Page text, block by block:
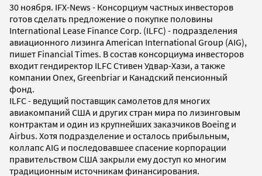
30 ноября. IFX-News - Консорциум частных инвесторов
готов сделать предложение о покупке половины
International Lease Finance Corp. (ILFC) - подразделения
авиационного лизинга American International Group (AIG),
пишет Financial Times. В состав консорциума инвесторов
входит гендиректор ILFC Стивен Удвар-Хази, а также
компании Onex, Greenbriar и Канадский пенсионный
фонд.
ILFC - ведущий поставщик самолетов для многих
авиакомпаний США и других стран мира по лизинговым
контрактам и один из крупнейших заказчиков Boeing и
Airbus. Хотя подразделение и осталось прибыльным,
коллапс AIG и последовавшее спасение корпорации
правительством США закрыли ему доступ ко многим
традиционным источникам финансирования.